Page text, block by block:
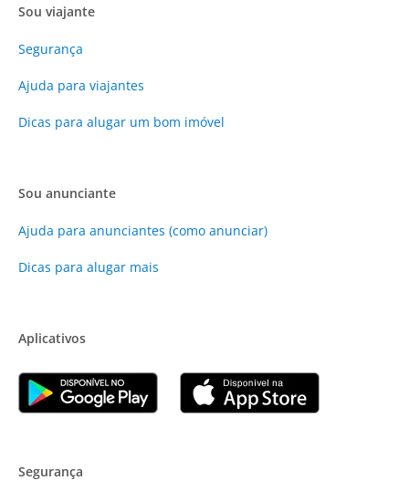
Sou viajante
Segurança
Ajuda para viajantes
Dicas para alugar um bom imóvel
Sou anunciante
Ajuda para anunciantes (como anunciar)
Dicas para alugar mais
Aplicativos
Segurança